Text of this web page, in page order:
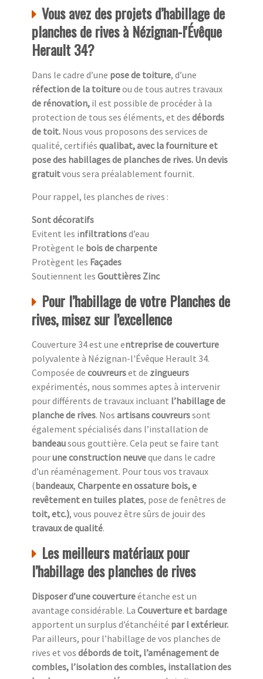
Vous avez des projets d’habillage de
planches de rives à Nézignan-l'Évêque
Herault 34?
Dans le cadre d’une pose de toiture, d’une
réfection de la toitureou de tous autres travaux
de rénovation, il est possible de procéder à la
protection de tous ses éléments, et des débords
de toit. Nous vous proposons des services de
qualité, certifiés qualibat, avec la fourniture et
pose des habillages de planches de rives. Un devis
gratuitvous sera préalablement fournit.
Pour rappel, les planches de rives :
Sont décoratifs
Evitent les infiltrationsd’eau
Protègent le bois de charpente
Protègent les Façades
Soutiennent les Gouttières Zinc
Pour l’habillage de votre Planches de
rives, misez sur l’excellence
Couverture 34 est une entreprise de couverture
polyvalente à Nézignan-l'Évêque Herault 34.
Composée de couvreurset de zingueurs
expérimentés, nous sommes aptes à intervenir
pour différents de travaux incluant l’habillage de
planche de rives. Nos artisans couvreurssont
également spécialisés dans l’installation de
bandeausous gouttière. Cela peut se faire tant
pourune construction neuveque dans le cadre
d’un réaménagement. Pour tous vos travaux
(bandeaux, Charpente en ossature bois, e
revêtement en tuiles plates, pose de fenêtres de
toit, etc.), vous pouvez être sûrs de jouir des
travaux de qualité.
Les meilleurs matériaux pour
l’habillage des planches de rives
Disposer d’une couvertureétanche est un
avantage considérable. La Couverture et bardage
apportent un surplus d’étanchéité par l extérieur.
Par ailleurs, pour l’habillage de vos planches de
rives et vos débords de toit, l’aménagement de
combles, l’isolation des combles, installation des